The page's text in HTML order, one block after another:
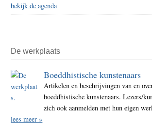
bekijk de agenda
De werkplaats
Boeddhistische kunstenaars
Artikelen en beschrijvingen van en
boeddhistische kunstenaars. Lezers/
zich ook aanmelden met hun eigen
lees meer »